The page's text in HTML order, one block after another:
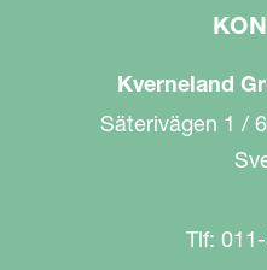
Kverneland
Säterivägen 1 /
Tlf: